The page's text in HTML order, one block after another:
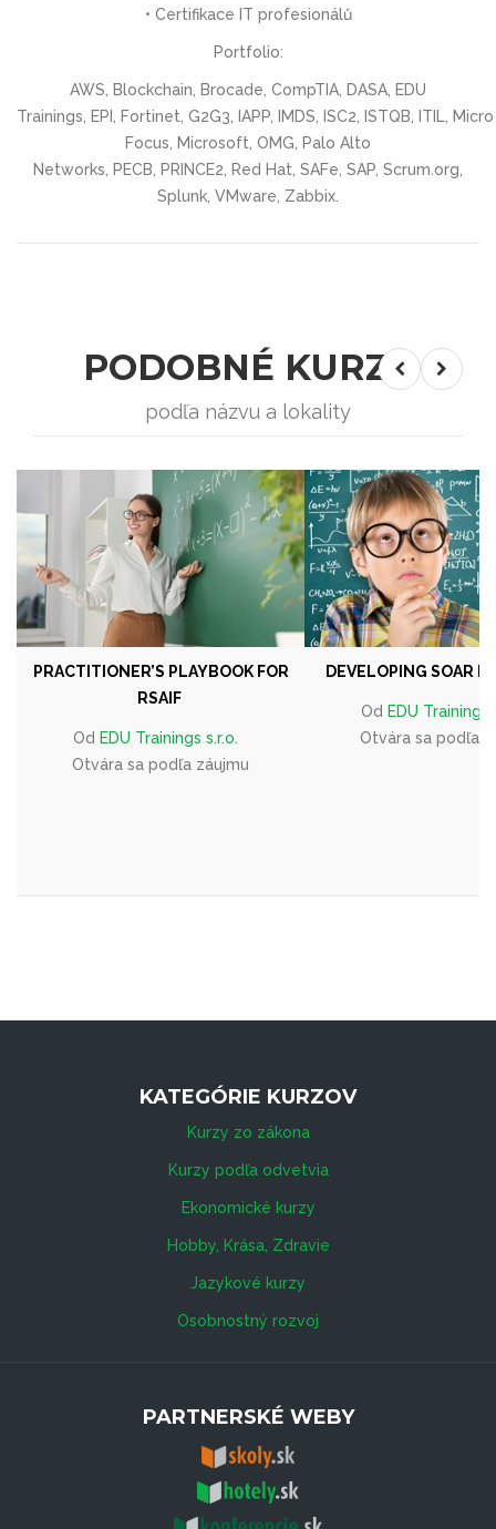
• Certifikace IT profesionálů
Portfolio:
AWS, Blockchain, Brocade, CompTIA, DASA, EDU
Trainings, EPI, Fortinet, G2G3, IAPP, IMDS, ISC2, ISTQB, ITIL, Micro
Focus, Microsoft, OMG, Palo Alto
Networks, PECB, PRINCE2, Red Hat, SAFe, SAP, Scrum.org,
Splunk, VMware, Zabbix.
PODOBNÉ KURZY
podľa názvu a lokality
PRACTITIONER’S PLAYBOOK FOR
RSAIF
Od EDU Trainings s.r.o.
Otvára sa podľa záujmu
DEVELOPING SOAR
Od EDU Trainings
Otvára sa podľa
KATEGÓRIE KURZOV
Kurzy zo zákona
Kurzy podľa odvetvia
Ekonomické kurzy
Hobby, Krása, Zdravie
Jazykové kurzy
Osobnostný rozvoj
PARTNERSKÉ WEBY